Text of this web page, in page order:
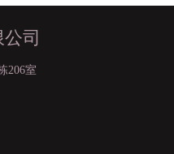
司
206室